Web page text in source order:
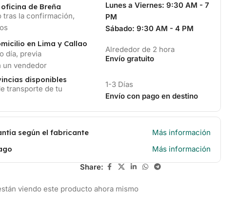
de Breña
tras la confirmación,
Lunes a Viernes: 9:30 AM - 7
PM
Sábado: 9:30 AM - 4 PM
en Lima y Callao
día, previa
un vendedor
Alrededor de 2 hora
Envío gratuito
disponibles
transporte de tu
1-3 Días
Envío con pago en destino
según el fabricante
Más información
Más información
Share:
viendo este producto ahora mismo